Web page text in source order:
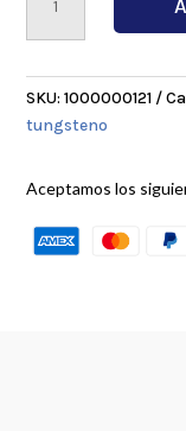
3030
cantidad
SKU:1000000121
tungsteno
Aceptamos los